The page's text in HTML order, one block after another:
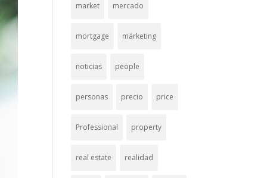
market mercado
mortgage márketing
noticias people
personas precio price
Professional property
real estate realidad